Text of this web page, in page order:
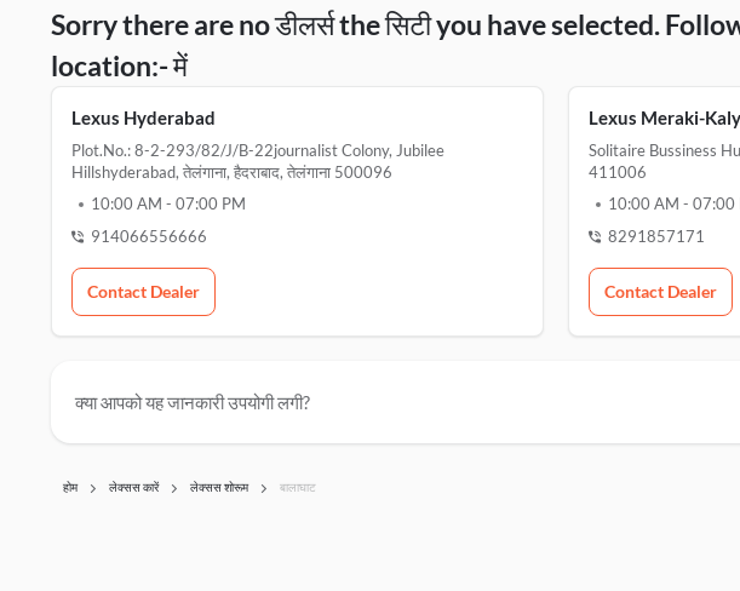
Sorry there are no डीलर्स the सिटी you have selected.
location:- में
Lexus Hyderabad
Plot.no.: 8-2-293/82/j/b-22journalist Colony, Jubilee
Hillshyderabad, तेलंगाना, हैदराबाद, तेलंगाना 500096
10:00 AM - 07:00 PM
914066556666
Contact Dealer
Lexus Meraki-
Solitaire Bussiness
411006
10:00 AM - 07:00
8291857171
Contact Dealer
क्या आपको यह जानकारी उपयोगी लगी?
होम लेक्सस कारें लेक्सस शोरूम बालाघाट